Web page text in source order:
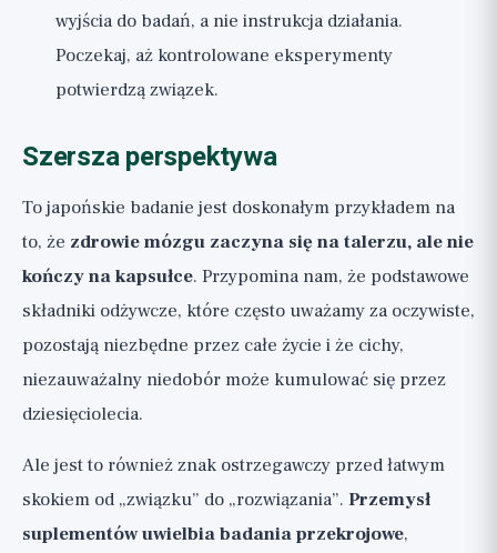
wyjścia do badań, a nie instrukcja działania.
Poczekaj, aż kontrolowane eksperymenty
potwierdzą związek.
Szersza perspektywa
To japońskie badanie jest doskonałym przykładem na
to, że zdrowie mózgu zaczyna się na talerzu, ale nie
kończy na kapsułce. Przypomina nam, że podstawowe
składniki odżywcze, które często uważamy za oczywiste,
pozostają niezbędne przez całe życie i że cichy,
niezauważalny niedobór może kumulować się przez
dziesięciolecia.
Ale jest to również znak ostrzegawczy przed łatwym
skokiem od „związku” do „rozwiązania”. Przemysł
suplementów uwielbia badania przekrojowe,